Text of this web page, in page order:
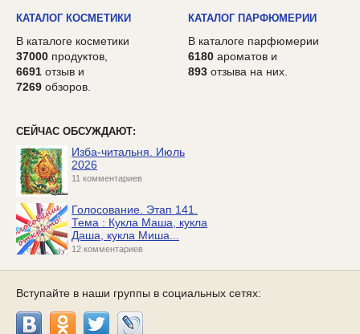
КАТАЛОГ КОСМЕТИКИ
В каталоге косметики
37000 продуктов,
6691 отзыв и
7269 обзоров.
КАТАЛОГ ПАРФЮМЕРИИ
В каталоге парфюмерии
6180 ароматов и
893 отзыва на них.
СЕЙЧАС ОБСУЖДАЮТ:
Изба-читальня. Июль
2026
11 комментариев
Голосование. Этап 141.
Тема : Кукла Маша, кукла
Даша, кукла Миша...
12 комментариев
Вступайте в наши группы в социальных сетях: